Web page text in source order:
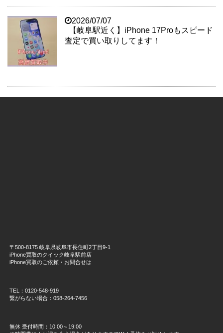
2026/07/07
【岐阜駅近く】iPhone 17Proもスピード
査定で買い取りしてます！
〒500-8175 岐阜県岐阜市長住町2丁目9-1
iPhone買取のクイック岐阜駅前店
iPhone買取のご依頼・お問合せは
TEL：0120-548-919
繋がらない場合：058-264-7456
無休 受付時間：10:00～19:00